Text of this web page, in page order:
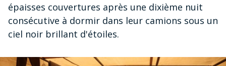
épaisses couvertures après une dixième nuit
consécutive à dormir dans leur camions sous un
ciel noir brillant d'étoiles.